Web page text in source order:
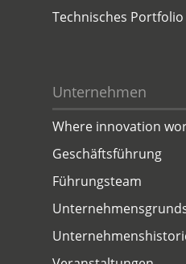
Technisches Portfolio
Unternehmen
Where innovation
Geschäftsführung
Führungsteam